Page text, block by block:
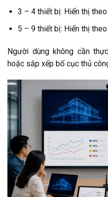
3 – 4 thiết bị: Hiển thị
5 – 9 thiết bị: Hiển thị
Người dùng không cần
hoặc sắp xếp bố cục thủ